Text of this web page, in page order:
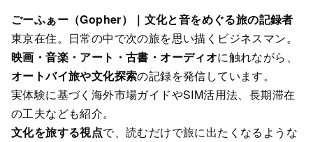
ごーふぁー（Gopher）｜文化と音をめぐる旅の記録者
東京在住。日常の中で次の旅を思い描くビジネスマン。
映画・音楽・アート・古書・オーディオに触れながら、
オートバイ旅や文化探索の記録を発信しています。
実体験に基づく海外市場ガイドやSIM活用法、長期滞在
の工夫なども紹介。
文化を旅する視点で、読むだけで旅に出たくなるような